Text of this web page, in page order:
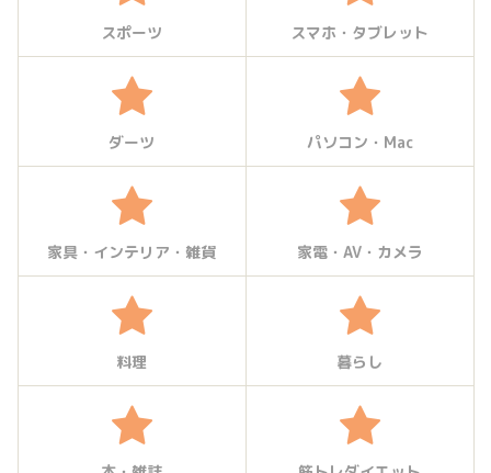
スポーツ スマホ・タブレット
ダーツ パソコン・Mac
家具・インテリア・雑貨 家電・AV・カメラ
料理 暮らし